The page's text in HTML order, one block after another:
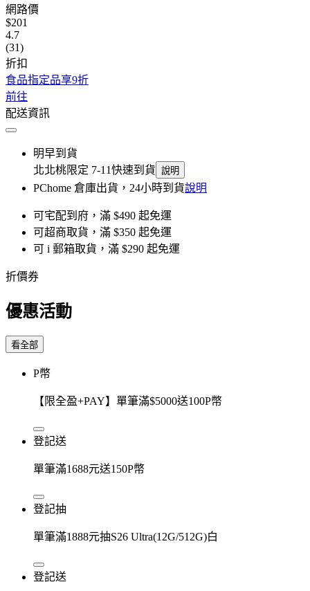
網路價
$201
4.7
(31)
折扣
食品指定品享9折
前往
配送資訊
明早到貨
北北桃限定 7-11快速到貨 說明
PChome 倉庫出貨，24小時到貨說明
可宅配到府，滿 $490 起免運
可超商取貨，滿 $350 起免運
可 i 郵箱取貨，滿 $290 起免運
折價券
優惠活動
看全部
P幣
【限全盈+PAY】單筆滿$5000送100P幣
登記送
單筆滿1688元送150P幣
登記抽
單筆滿1888元抽S26 Ultra(12G/512G)白
登記送